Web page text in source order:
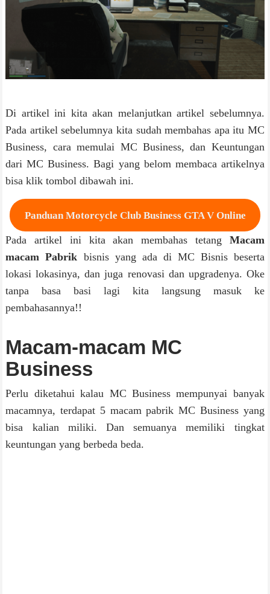
Di artikel ini kita akan melanjutkan artikel sebelumnya.
Pada artikel sebelumnya kita sudah membahas apa itu MC
Business, cara memulai MC Business, dan Keuntungan
dari MC Business. Bagi yang belom membaca artikelnya
bisa klik tombol dibawah ini.
Panduan Motorcycle Club Business GTA V Online
Pada artikel ini kita akan membahas tetang Macam
macam Pabrik bisnis yang ada di MC Bisnis beserta
lokasi lokasinya, dan juga renovasi dan upgradenya. Oke
tanpa basa basi lagi kita langsung masuk ke
pembahasannya!!
Macam-macam MC
Business
Perlu diketahui kalau MC Business mempunyai banyak
macamnya, terdapat 5 macam pabrik MC Business yang
bisa kalian miliki. Dan semuanya memiliki tingkat
keuntungan yang berbeda beda.